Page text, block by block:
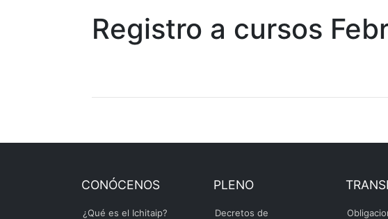
Registro a cursos
CONÓCENOS
¿Qué es el Ichitaip?
PLENO
Decretos de